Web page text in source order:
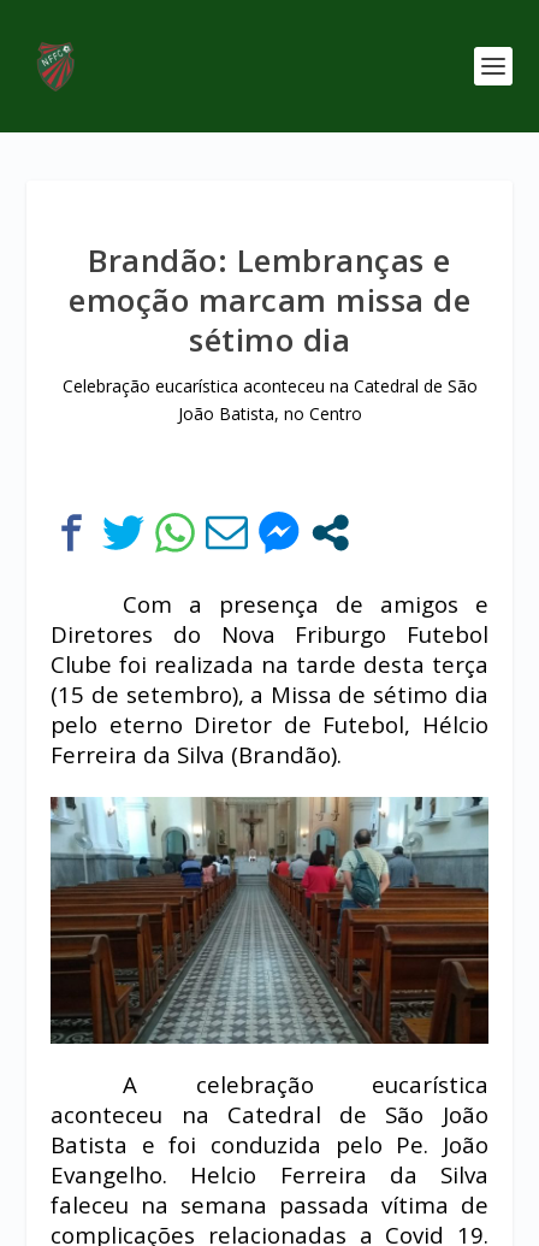
Brandão: Lembranças e
emoção marcam missa de
sétimo dia
Celebração eucarística aconteceu na Catedral de São
João Batista, no Centro
Com a presença de amigos e
Diretores do Nova Friburgo Futebol
Clube foi realizada na tarde desta terça
(15 de setembro), a Missa de sétimo dia
pelo eterno Diretor de Futebol, Hélcio
Ferreira da Silva (Brandão).
A celebração eucarística
aconteceu na Catedral de São João
Batista e foi conduzida pelo Pe. João
Evangelho. Helcio Ferreira da Silva
faleceu na semana passada vítima de
complicações relacionadas a Covid 19.